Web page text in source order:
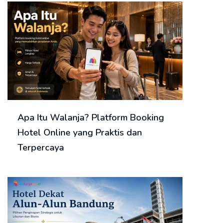
Apa Itu Walanja? Platform Booking
Hotel Online yang Praktis dan
Terpercaya